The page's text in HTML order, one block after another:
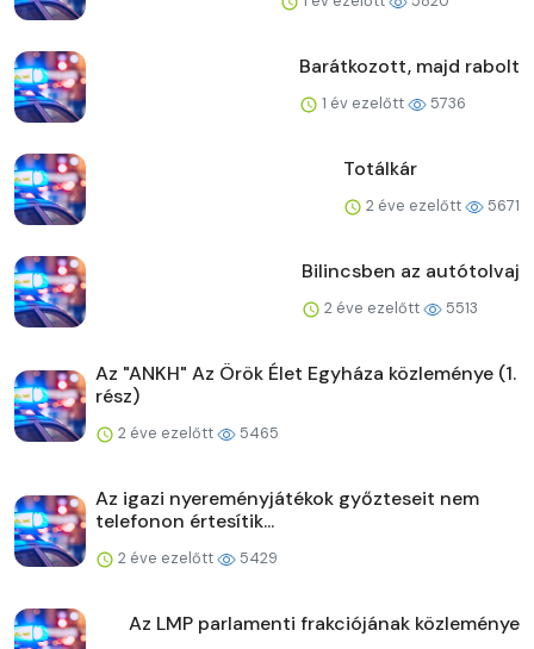
Barátkozott, majd rabolt
1 év ezelőtt 5736
Totálkár
2 éve ezelőtt 5671
Bilincsben az autótolvaj
2 éve ezelőtt 5513
Az "ANKH" Az Örök Élet Egyháza közleménye (1.
rész)
2 éve ezelőtt 5465
Az igazi nyereményjátékok győzteseit nem
telefonon értesítik...
2 éve ezelőtt 5429
Az LMP parlamenti frakciójának közleménye